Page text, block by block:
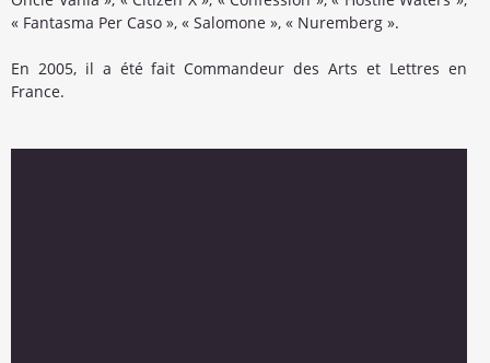
« Fantasma Per Caso », « Salomone », « Nuremberg ».
En 2005, il a été fait Commandeur des Arts et Lettres en
France.